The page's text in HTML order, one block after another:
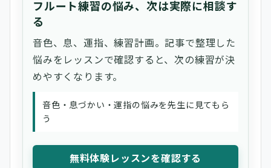
フルート練習の悩み、次は実際に相談す
る
音色、息、運指、練習計画。記事で整理した
悩みをレッスンで確認すると、次の練習が決
めやすくなります。
音色・息づかい・運指の悩みを先生に見てもら
う
無料体験レッスンを確認する